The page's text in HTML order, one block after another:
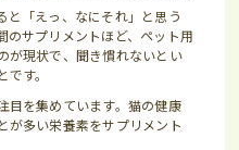
と「えっ、なにそれ」と思う
のサプリメントほど、ペット用
が現状で、聞き慣れないとい
す。
目を集めています。猫の健康
が多い栄養素をサプリメント